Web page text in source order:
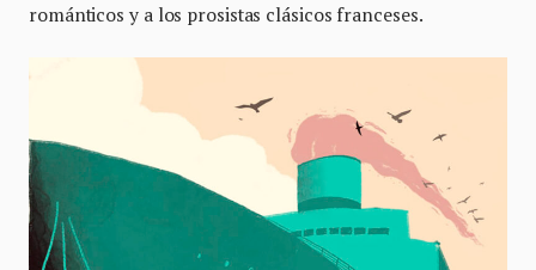
románticos y a los prosistas clásicos franceses.